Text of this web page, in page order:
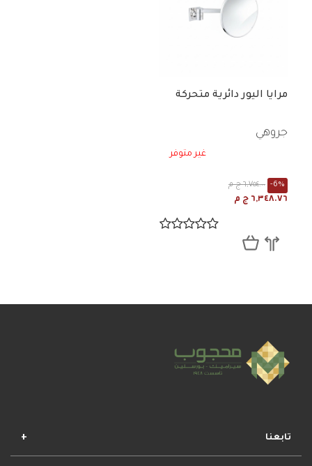
مرايا اليور دائرية متحركة
جروهي
غير متوفر
٦,٧٥٤.٠٠ ج م -6%
٦,٣٤٨.٧٦ ج م
تابعنا